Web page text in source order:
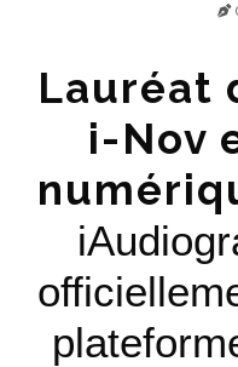
Lauréat
i-Nov